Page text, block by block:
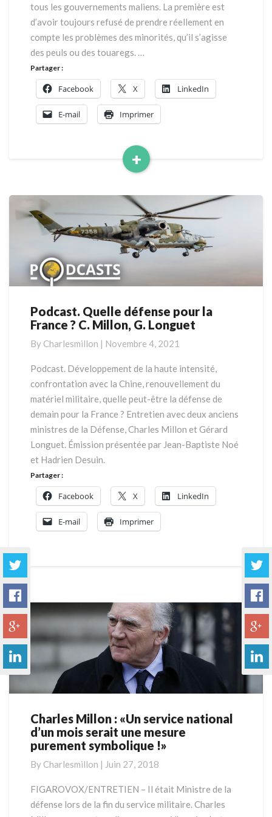
tous les gouvernements maliens. La première est
d’avoir toujours refusé de prendre réellement en
compte les problèmes des minorités, qu’il s’agisse
des peuls ou des touaregs. …
+
Read
Partager :
Facebook X LinkedIn
E-mail Imprimer
Podcast.
Quelle
pour
la
?
C.
Millon,
G.
Longuet
Podcast. Quelle défense pour la
France ? C. Millon, G. Longuet
By Charlesmillon | Novembre 4, 2021
Podcast. Développement de la haute intensité,
confrontation avec la Chine, renouvellement du
matériel militaire, quelle peut-être la défense de
demain pour la France ? Entretien avec deux anciens
ministres de la Défense, Charles Millon et Gérard
Longuet. Émission présentée par Jean-Baptiste Noé
et Hadrien Desuin.
Partager :
Facebook X LinkedIn
E-mail Imprimer
Charles
Millon
:
service
national
mois
Charles Millon : «Un service national
d’un mois serait une mesure
purement symbolique !»
By Charlesmillon | Juin 27, 2018
FIGAROVOX/ENTRETIEN – Il était Ministre de la
défense lors de la fin du service militaire. Charles